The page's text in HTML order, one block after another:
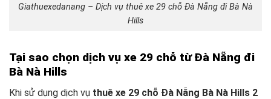
Giathuexedanang – Dịch vụ thuê xe 29 chỗ Đà Nẵng đi Bà Nà
Hills
Tại sao chọn dịch vụ xe 29 chỗ từ Đà Nẵng đi
Bà Nà Hills
Khi sử dụng dịch vụ thuê xe 29 chỗ Đà Nẵng Bà Nà Hills 2